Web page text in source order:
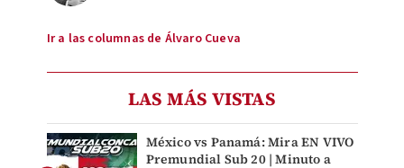
Ir a las columnas de Álvaro Cueva
LAS MÁS VISTAS
México vs Panamá: Mira EN VIVO
Premundial Sub 20 | Minuto a